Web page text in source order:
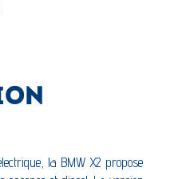
la BMW X2 propose